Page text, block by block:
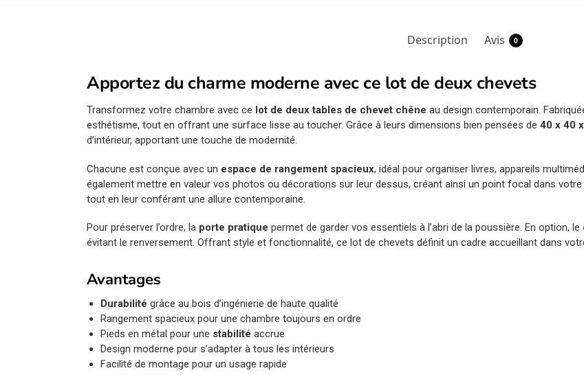
Description Avis 0
Apportez du charme moderne avec ce lot de deux chevets
Transformez votre chambre avec ce lot de deux tables de chevet chêne au design contemporain.
esthétisme, tout en offrant une surface lisse au toucher. Grâce à leurs dimensions bien pensées de40 x 40
d’intérieur, apportant une touche de modernité.
Chacune est conçue avec un espace de rangement spacieux, idéal pour organiser livres, appareils
également mettre en valeur vos photos ou décorations sur leur dessus, créant ainsi un point focal dans
tout en leur conférant une allure contemporaine.
Pour préserver l’ordre, la porte pratique permet de garder vos essentiels à l’abri de la poussière. En option, le
évitant le renversement. Offrant style et fonctionnalité, ce lot de chevets définit un cadre accueillant dans
Avantages
Durabilité grâce au bois d’ingénierie de haute qualité
Rangement spacieux pour une chambre toujours en ordre
Pieds en métal pour une stabilité accrue
Design moderne pour s’adapter à tous les intérieurs
Facilité de montage pour un usage rapide